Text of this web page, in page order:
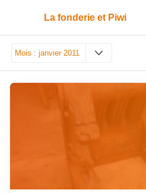
La fonderie et Piwi
Mois : janvier 2011
mai